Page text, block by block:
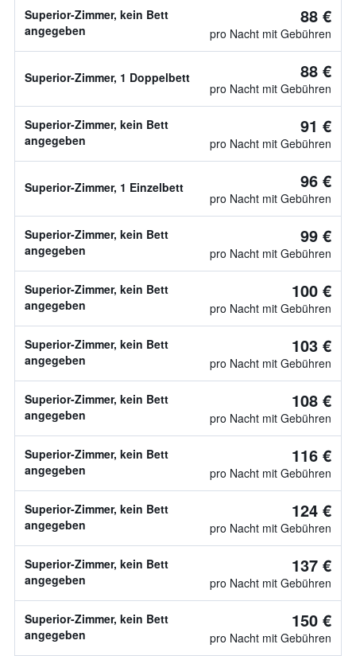
Superior-Zimmer, kein Bett
angegeben
88 €
pro Nacht mit Gebühren
Superior-Zimmer, 1 Doppelbett 88 €
pro Nacht mit Gebühren
Superior-Zimmer, kein Bett
angegeben
91 €
pro Nacht mit Gebühren
Superior-Zimmer, 1 Einzelbett 96 €
pro Nacht mit Gebühren
Superior-Zimmer, kein Bett
angegeben
99 €
pro Nacht mit Gebühren
Superior-Zimmer, kein Bett
angegeben
100 €
pro Nacht mit Gebühren
Superior-Zimmer, kein Bett
angegeben
103 €
pro Nacht mit Gebühren
Superior-Zimmer, kein Bett
angegeben
108 €
pro Nacht mit Gebühren
Superior-Zimmer, kein Bett
angegeben
116 €
pro Nacht mit Gebühren
Superior-Zimmer, kein Bett
angegeben
124 €
pro Nacht mit Gebühren
Superior-Zimmer, kein Bett
angegeben
137 €
pro Nacht mit Gebühren
Superior-Zimmer, kein Bett
angegeben
150 €
pro Nacht mit Gebühren